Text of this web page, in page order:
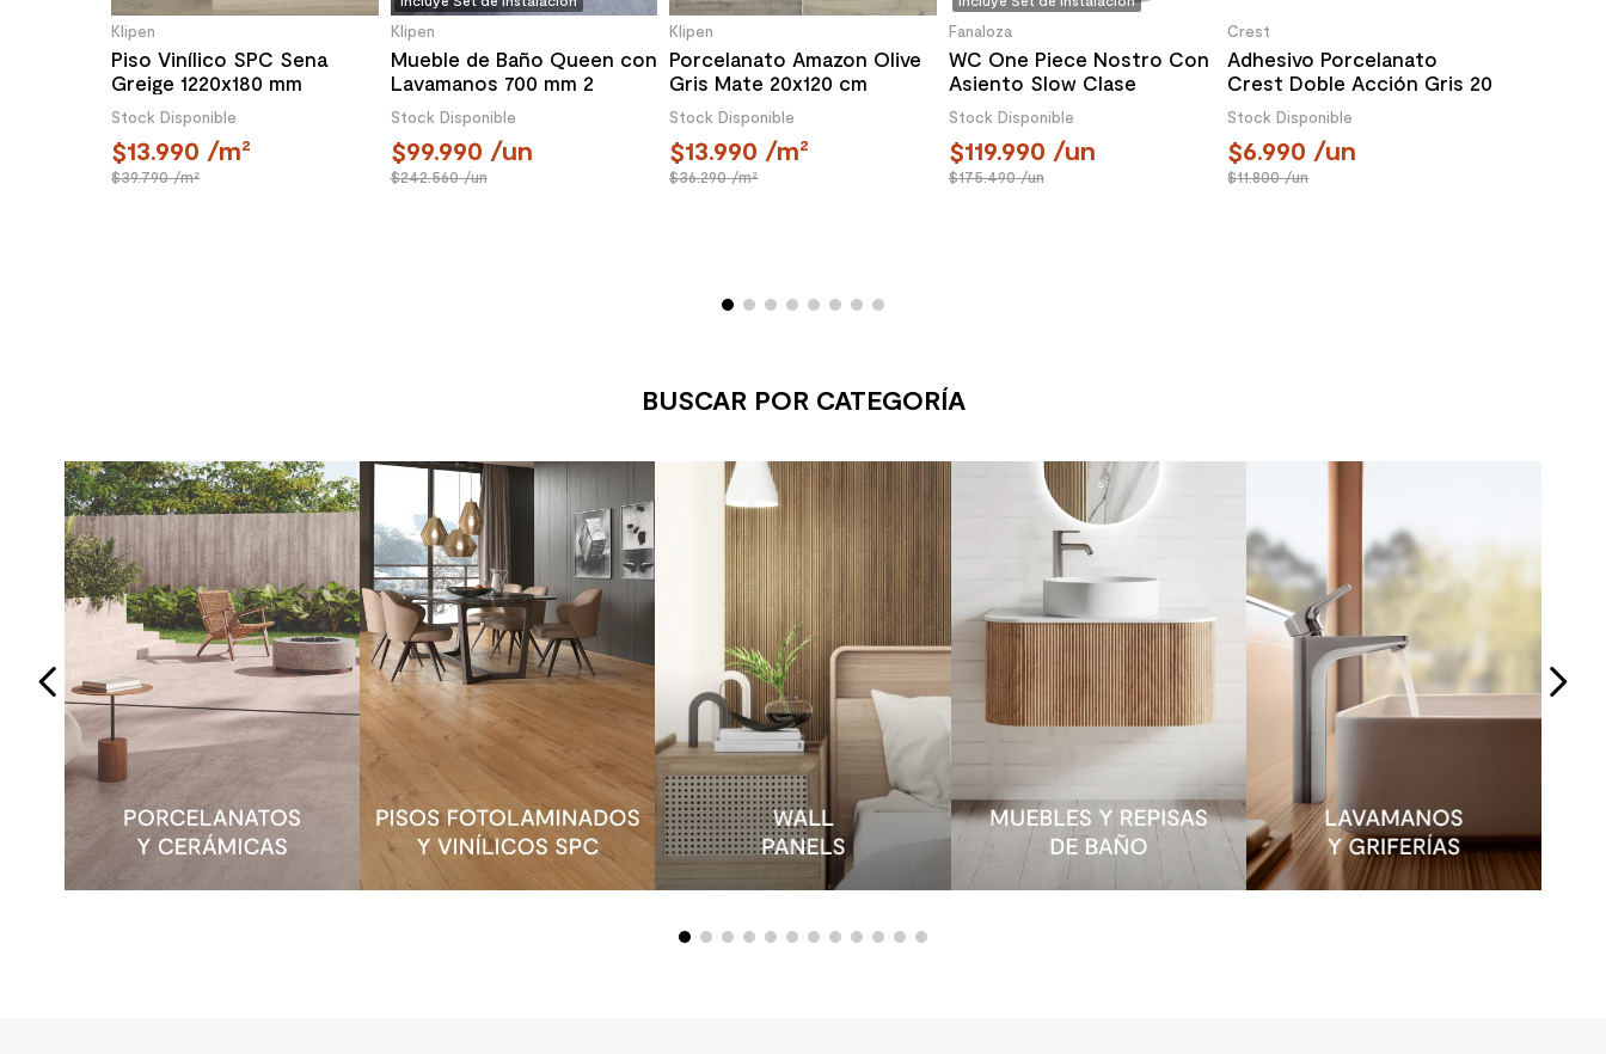
Klipen
Piso Vinílico SPC Sena
Greige 1220x180 mm
Stock Disponible
13.990 /m²
39.790/m²
Klipen
Mueble de Baño Queen con
Lavamanos 700 mm 2
Puertas Choco
Stock Disponible
99.990 /un
242.560/un
Klipen
Porcelanato Amazon Olive
Gris Mate 20x120 cm
Stock Disponible
13.990 /m²
36.290/m²
Fanaloza
WC One Piece Nostro Con
Asiento Slow Clase
Descarga a Piso 305 mm
Stock Disponible
119.990 /un
175.490/un
Crest
Adhesivo Porcelanato
Crest Doble Acción Gris 20
Kg
Stock Disponible
6.990 /un
11.800/un
BUSCAR POR CATEGORÍA